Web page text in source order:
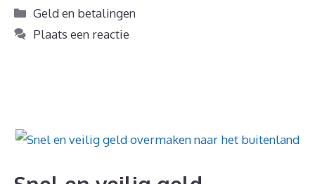
Categorieën
Geld en betalingen
Plaats een reactie